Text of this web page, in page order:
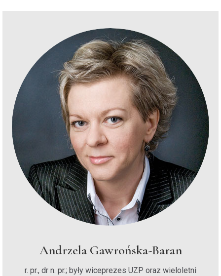
Andrzela Gawrońska-Baran
r. pr., dr n. pr.; były wiceprezes UZP oraz wieloletni